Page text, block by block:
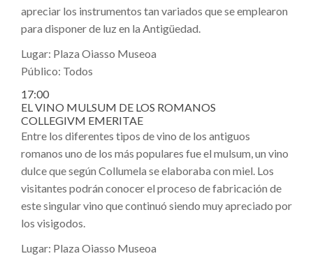
apreciar los instrumentos tan variados que se emplearon
para disponer de luz en la Antigüedad.
Lugar: Plaza Oiasso Museoa
Público: Todos
17:00
EL VINO MULSUM DE LOS ROMANOS
COLLEGIVM EMERITAE
Entre los diferentes tipos de vino de los antiguos
romanos uno de los más populares fue el mulsum, un vino
dulce que según Collumela se elaboraba con miel. Los
visitantes podrán conocer el proceso de fabricación de
este singular vino que continuó siendo muy apreciado por
los visigodos.
Lugar: Plaza Oiasso Museoa